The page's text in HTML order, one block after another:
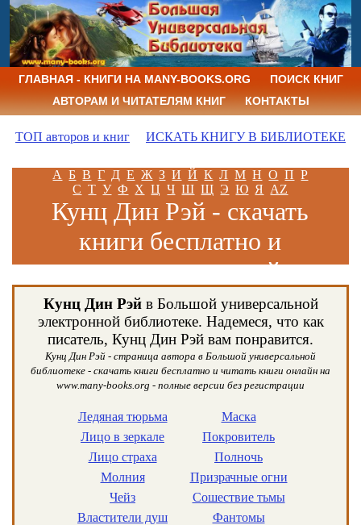
ГЛАВНАЯ - КНИГИ НА MANY-BOOKS.ORG
ПОИСК КНИГ
АВТОРАМ И ЧИТАТЕЛЯМ КНИГ
КОНТАКТЫ
ТОП авторов и книг ИСКАТЬ КНИГУ В БИБЛИОТЕКЕ
А Б В Г Д Е Ж З И Й К Л М Н О П Р
С Т У Ф Х Ц Ч Ш Щ Э Ю Я AZ
Кунц Дин Рэй - скачать
книги бесплатно и
читать книги онлайн
Кунц Дин Рэйв Большой универсальной
электронной библиотеке. Надемеся, что как
писатель, Кунц Дин Рэй вам понравится.
Кунц Дин Рэй - страница автора в Большой универсальной
библиотеке - скачать книги бесплатно и читать книги онлайн на
www.many-books.org - полные версии без регистрации
Ледяная тюрьма
Лицо в зеркале
Лицо страха
Молния
Чейз
Властители душ
Маска
Покровитель
Полночь
Призрачные огни
Сошествие тьмы
Фантомы